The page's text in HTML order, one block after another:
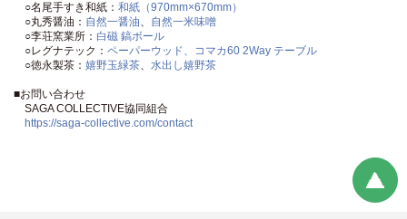
○名尾手すき和紙： 和紙（970mm×670mm）
○丸秀醤油： 自然一醤油、 自然一米味噌
○李荘窯業所： 白磁 鎬ボール
○レグナテック： ペーパーウッド、コマカ60 2Way テーブル
○徳永製茶： 嬉野玉緑茶、 水出し嬉野茶
■お問い合わせ
SAGA COLLECTIVE協同組合
https://saga-collective.com/contact